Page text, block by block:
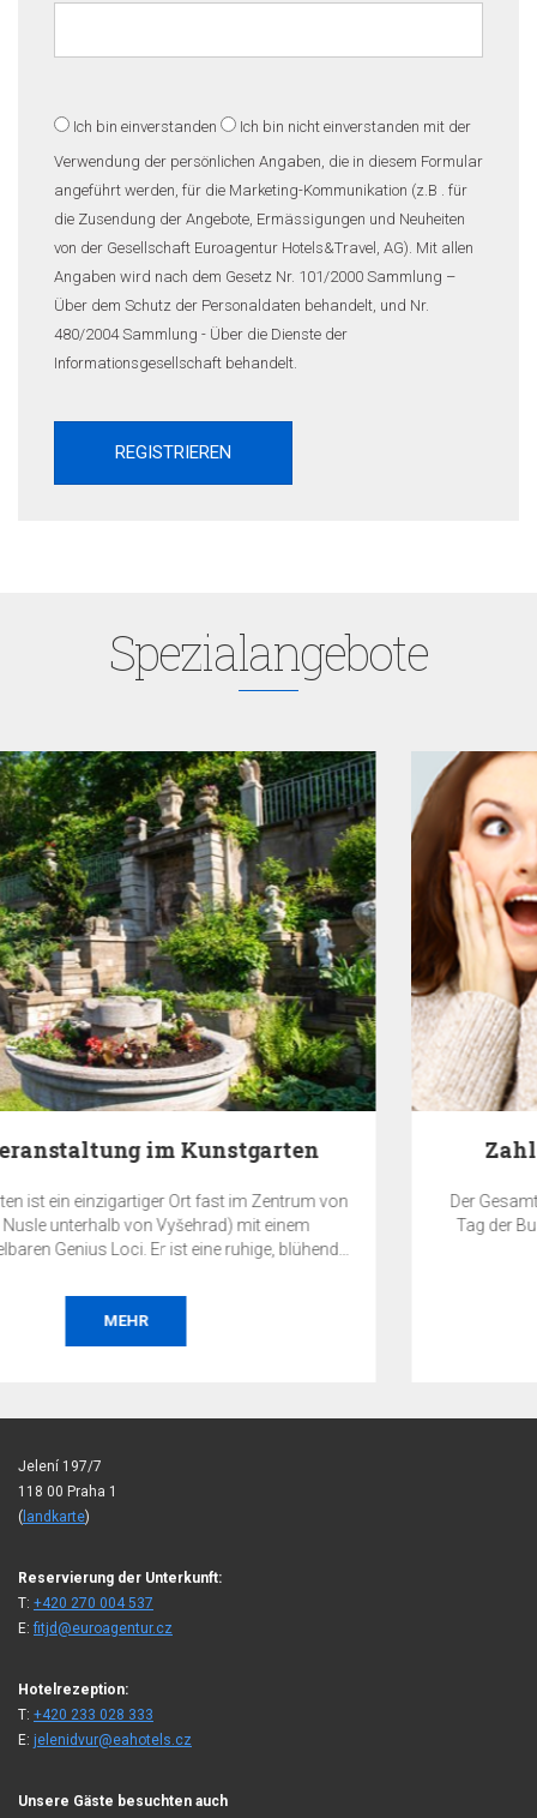
Ich bin einverstanden Ich bin nicht einverstanden mit der
Verwendung der persönlichen Angaben, die in diesem Formular
angeführt werden, für die Marketing-Kommunikation (z.B . für
die Zusendung der Angebote, Ermässigungen und Neuheiten
von der Gesellschaft Euroagentur Hotels&Travel, AG). Mit allen
Angaben wird nach dem Gesetz Nr. 101/2000 Sammlung –
Über dem Schutz der Personaldaten behandelt, und Nr.
480/2004 Sammlung - Über die Dienste der
Informationsgesellschaft behandelt.
Spezialangebote
Zahlen Sie jetzt und SPAREN 10%
Der Gesamtpreis der Reservierung werden vom Hotel am
Tag der Buchung erforderlich und ist nicht refundierbar.
Jelení 197/7
118 00 Praha 1
( landkarte)
Reservierung der Unterkunft:
T: +420 270 004 537
E:fitjd@euroagentur.cz
Hotelrezeption:
T: +420 233 028 333
E: jelenidvur@eahotels.cz
Unsere Gäste besuchten auch